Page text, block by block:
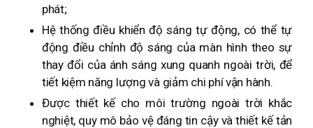
phát;
Hệ thống điều khiển độ sáng tự động, có thể tự
động điều chỉnh độ sáng của màn hình theo sự
thay đổi của ánh sáng xung quanh ngoài trời, để
tiết kiệm năng lượng và giảm chi phí vận hành.
Được thiết kế cho môi trường ngoài trời khắc
nghiệt, quy mô bảo vệ đáng tin cậy và thiết kế tản